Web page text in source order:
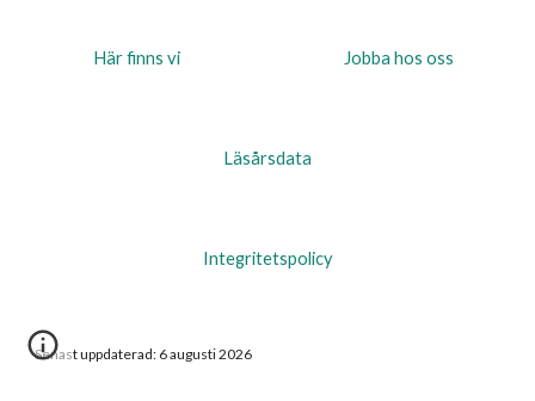
Här finns vi Jobba hos oss
Läsårsdata
Integritetspolicy
Senast uppdaterad: 6 augusti 2026